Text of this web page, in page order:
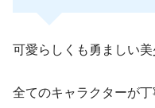
可愛らしくも勇ましい
全てのキャラクターが